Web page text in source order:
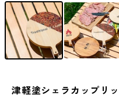
津軽塗シェラカップリ